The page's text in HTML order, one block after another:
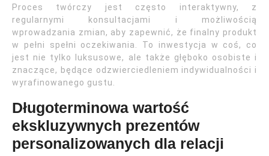
Proces twórczy jest często interaktywny, z
regularnymi konsultacjami i możliwością
wprowadzania zmian, aby zapewnić, że finalny produkt
w pełni spełni oczekiwania. To inwestycja w coś, co
jest nie tylko luksusowe, ale także głęboko osobiste i
znaczące, będące odzwierciedleniem indywidualności i
wyrafinowanego gustu.
Długoterminowa wartość
ekskluzywnych prezentów
personalizowanych dla relacji